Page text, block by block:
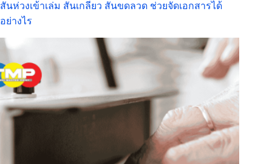
สันห่วงเข้าเล่ม สันเกลียว สันขดลวด ช่วยจัดเอกสารได้
อย่างไร